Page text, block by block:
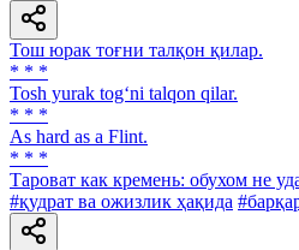
Тош юрак тоғни талқон қилар.
* * *
Tosh yurak tog‘ni talqon qilar.
* * *
As hard as a Flint.
* * *
Тароват как кремень: обухом не
#қудрат ва ожизлик ҳақида